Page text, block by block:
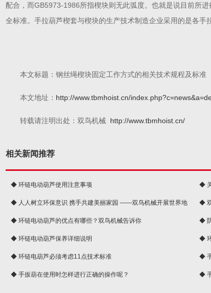
配合，而GB5973-1986所指楔块则无此弧度。也就是说目前所
全标准。手拉葫芦楔套与楔块的生产技术制造企业采用的是各手
本文标题：钢丝绳楔块固定工作方式的相关技术规程及标准
本文地址： http://www.tbmhoist.cn/
转载请注明出处：双鸟机械 http://www.tbmhoist.cn/
相关新闻推荐
◆ 环链电动葫芦使用注意事项 ◆
◆ 人人树立环保意识 携手共建美丽家园 ——双鸟机械开展世界地
球
◆
◆ 环链电动葫芦的优点有哪些？双鸟机械告诉你 ◆
◆ 环链电动葫芦保养详细说明 ◆
◆ 环链电葫芦必须考虑11点技术标准 ◆
◆ 手扳葫在使用时怎样进行正确的操作呢？ ◆